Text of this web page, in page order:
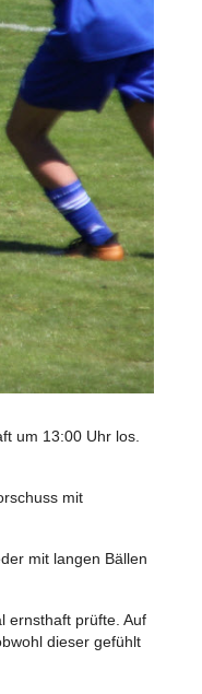
um 13:00 Uhr los.
mit
mit langen Bällen
ernsthaft prüfte. Auf
dieser gefühlt